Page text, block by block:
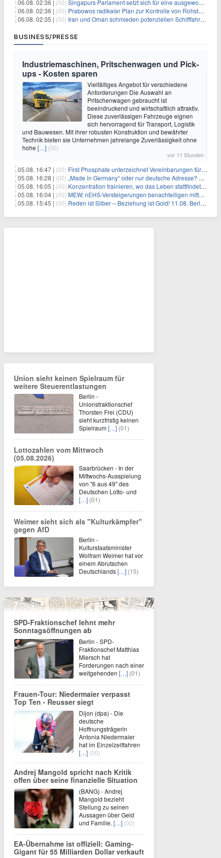
06.08. 02:36 | (00) Singapurs Parlament setzt sich für eine ausgewogene wirtschaftliche Zukunft ein
06.08. 02:36 | (00) Prabowos radikaler Plan zur Kontrolle von Rohstoffexporten steht vor konkurrierenden Visionen
06.08. 02:35 | (00) Iran und Oman schmieden potenziellen Schifffahrtsvertrag im Hormuskanal
BUSINESS/PRESSE
Industriemaschinen, Pritschenwagen und Pick-
ups - Kosten sparen
Vielfältiges Angebot für verschiedene
Anforderungen Die Auswahl an
Pritschenwagen gebraucht ist
beeindruckend und wirtschaftlich attraktiv.
Diese zuverlässigen Fahrzeuge eignen
sich hervorragend für Transport, Logistik
und Bauwesen. Mit ihrer robusten Konstruktion und bewährter
Technik bieten sie Unternehmen jahrelange Zuverlässigkeit ohne
hohe […] (00)
vor 11 Stunden
05.08. 16:47 | (00) First Phosphate unterzeichnet Vereinbarungen für nicht zu refundierende Zuwendungen in Höhe von 4,84 Mio. $ von der kanadischen Regierung für Straßeninfrastruktur und Stromübertragungsleitungen
05.08. 16:28 | (00) „Made in Germany“ oder nur deutsche Adresse? So erkennen Sie, wo Ihre Leiterplatten wirklich gefertigt werden
05.08. 16:05 | (00) Konzentration trainieren, wo das Leben stattfindet: Mobile EEG-Technologie bringt Neurofeedback in den Alltag
05.08. 16:04 | (00) MEW: nEHS-Versteigerungen benachteiligen mittelständische Unternehmen
05.08. 15:45 | (00) Reden ist Silber – Beziehung ist Gold! 11.08. Berlin – 18:30 Uhr
Union sieht keinen Spielraum für
weitere Steuerentlastungen
Berlin -
Unionsfraktionschef
Thorsten Frei (CDU)
sieht kurzfristig keinen
Spielraum[…] (01)
Lottozahlen vom Mittwoch
(05.08.2026)
Saarbrücken - In der
Mittwochs-Ausspielung
von "6 aus 49" des
Deutschen Lotto- und
[…] (01)
Weimer sieht sich als "Kulturkämpfer"
gegen AfD
Berlin -
Kulturstaatsminister
Wolfram Weimer hat vor
einem Abrutschen
Deutschlands[…] (15)
SPD-Fraktionschef lehnt mehr
Sonntagsöffnungen ab
Berlin - SPD-
Fraktionschef Matthias
Miersch hat
Forderungen nach einer
weitgehenden […] (01)
Frauen-Tour: Niedermaier verpasst
Top Ten - Reusser siegt
Dijon (dpa) - Die
deutsche
Hoffnungsträgerin
Antonia Niedermaier
hat im Einzelzeitfahren
[…] (00)
Andrej Mangold spricht nach Kritik
offen über seine finanzielle Situation
(BANG) - Andrej
Mangold bezieht
Stellung zu seinen
Aussagen über Geld
und Familie. […] (00)
EA-Übernahme ist offiziell: Gaming-
Gigant für 55 Milliarden Dollar verkauft